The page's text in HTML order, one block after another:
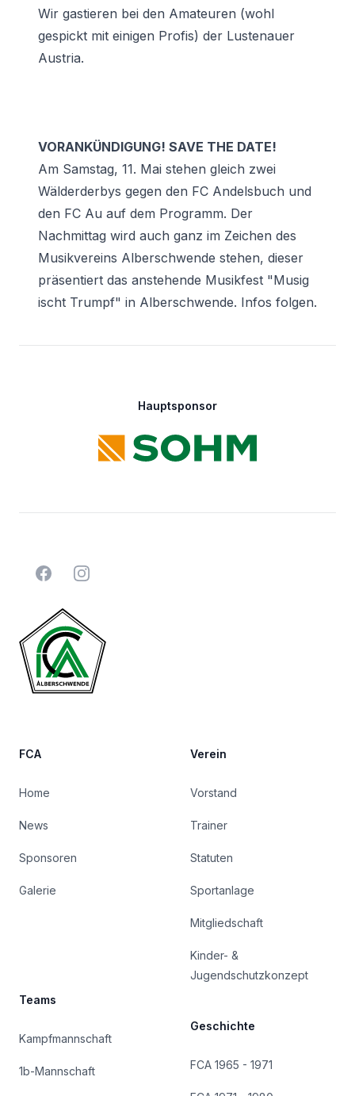
Wir gastieren bei den Amateuren (wohl
gespickt mit einigen Profis) der Lustenauer
Austria.
VORANKÜNDIGUNG! SAVE THE DATE!
Am Samstag, 11. Mai stehen gleich zwei
Wälderderbys gegen den FC Andelsbuch und
den FC Au auf dem Programm. Der
Nachmittag wird auch ganz im Zeichen des
Musikvereins Alberschwende stehen, dieser
präsentiert das anstehende Musikfest "Musig
ischt Trumpf" in Alberschwende. Infos folgen.
Hauptsponsor
FacebookInstagram
FCA
Home
News
Sponsoren
Galerie
Teams
Kampfmannschaft
1b-Mannschaft
Verein
Vorstand
Trainer
Statuten
Sportanlage
Mitgliedschaft
Kinder- &
Jugendschutzkonzept
Geschichte
FCA 1965 - 1971